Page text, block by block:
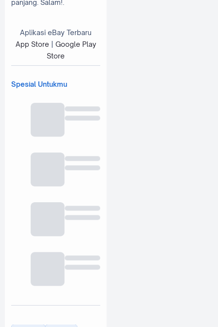
panjang. Salam!.
Aplikasi eBay Terbaru
App Store
Google Play
Store
Spesial Untukmu